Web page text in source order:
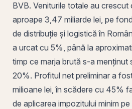
BVB. Veniturile totale au crescut
aproape 3,47 miliarde lei, pe
de distribuție și logistică în
a urcat cu 5%, până la
timp ce marja brută s-a menținut
20%. Profitul net preliminar a
milioane lei, în scădere cu 45%
de aplicarea impozitului minim pe